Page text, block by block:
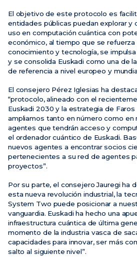
El objetivo de este protocolo es
entidades públicas puedan explorar y
uso en computación cuántica con
económico, al tiempo que se refuerza
conocimiento y tecnología, se
y se consolida Euskadi como una de
de referencia a nivel europeo y
El consejero Pérez Iglesias ha
“protocolo, alineado con el
Euskadi 2030 y la estrategia de Faros
ampliamos tanto en número como en
agentes que tendrán acceso y
el ordenador cuántico de Euskadi.
nuevos agentes a encontrar socios
pertenecientes a su red de agentes
proyectos”.
Por su parte, el consejero Jauregi ha
esta nueva revolución industrial, la
System Two puede posicionar a
vanguardia. Euskadi ha hecho una
infraestructura cuántica de última
momento de la industria vasca de
capacidades para innovar, ser más
salto al siguiente nivel”.